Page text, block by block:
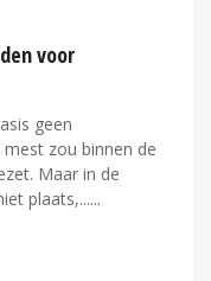
voor
geen
zou binnen de
Maar in de
plaats,...